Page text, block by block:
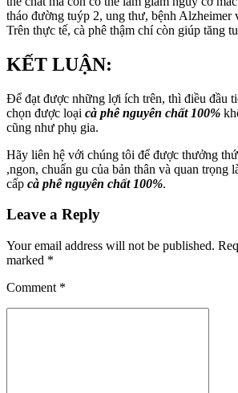
tháo đường tuýp 2, ung thư, bệnh Alzheimer
Trên thực tế, cà phê thậm chí còn giúp tăng
KẾT LUẬN:
Để đạt được những lợi ích trên, thì điều đầu
chọn được loại cà phê nguyên chất 100%
cũng như phụ gia.
Hãy liên hệ với chúng tôi để được thưởng
,ngon, chuẩn gu của bản thân và quan trọng
cấp cà phê nguyên chất 100%.
Leave a Reply
Your email address will not be published.
marked *
Comment *